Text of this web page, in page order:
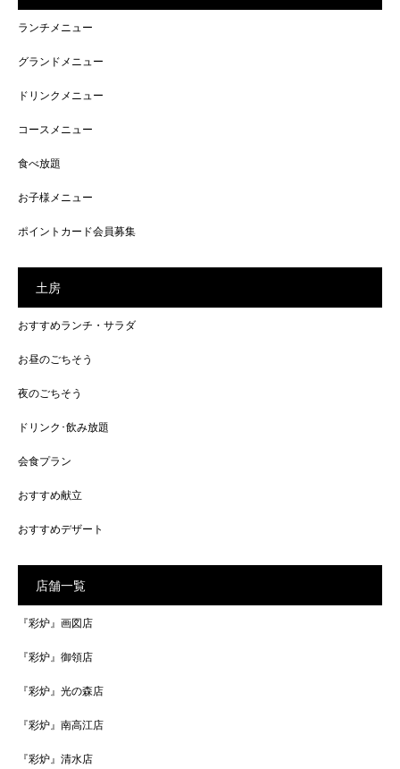
ランチメニュー
グランドメニュー
ドリンクメニュー
コースメニュー
食べ放題
お子様メニュー
ポイントカード会員募集
土房
おすすめランチ・サラダ
お昼のごちそう
夜のごちそう
ドリンク･飲み放題
会食プラン
おすすめ献立
おすすめデザート
店舗一覧
『彩炉』画図店
『彩炉』御領店
『彩炉』光の森店
『彩炉』南高江店
『彩炉』清水店